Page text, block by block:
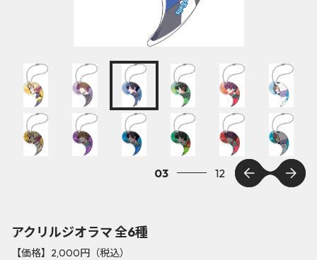
03 12
アクリルジオラマ 全6種
【価格】2,000円（税込）